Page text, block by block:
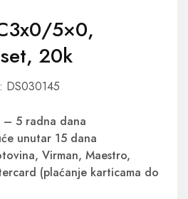
5×0,
20k
DS030145
– 5 radna dana
unutar 15 dana
Virman, Maestro,
(plaćanje karticama do